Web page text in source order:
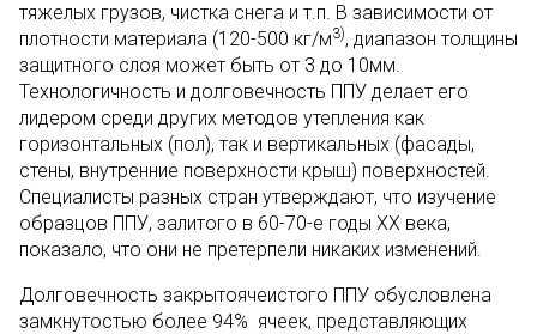
тяжелых грузов, чистка снега и т.п. В зависимости от
плотности материала (120-500 кг/м3), диапазон толщины
защитного слоя может быть от 3 до 10мм.
Технологичность и долговечность ППУ делает его
лидером среди других методов утепления как
горизонтальных (пол), так и вертикальных (фасады,
стены, внутренние поверхности крыш) поверхностей.
Специалисты разных стран утверждают, что изучение
образцов ППУ, залитого в 60-70-е годы ХХ века,
показало, что они не претерпели никаких изменений.
Долговечность закрытоячеистого ППУ обусловлена
замкнутостью более 94% ячеек, представляющих